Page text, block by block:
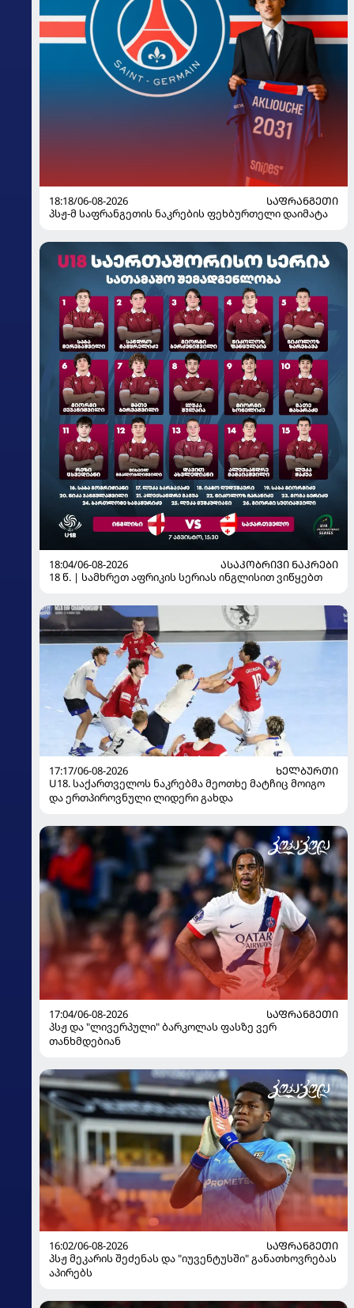
18:18/06-08-2026
ᲡᲐᲤᲠᲐᲜᲒᲔᲗᲘ
პსჟ-მ საფრანგეთის ნაკრების ფეხბურთელი დაიმატა
18:04/06-08-2026
ᲐᲡᲐᲙᲝᲑᲠᲘᲕᲘ ᲜᲐᲙᲠᲔᲑᲘ
18 წ. | სამხრეთ აფრიკის სერიას ინგლისით ვიწყებთ
17:17/06-08-2026
ᲮᲔᲚᲑᲣᲠᲗᲘ
U18. საქართველოს ნაკრებმა მეოთხე მატჩიც მოიგო
და ერთპიროვნული ლიდერი გახდა
17:04/06-08-2026
ᲡᲐᲤᲠᲐᲜᲒᲔᲗᲘ
პსჟ და "ლივერპული" ბარკოლას ფასზე ვერ
თანხმდებიან
16:02/06-08-2026
ᲡᲐᲤᲠᲐᲜᲒᲔᲗᲘ
პსჟ მეკარის შეძენას და "იუვენტუსში" განათხოვრებას
აპირებს